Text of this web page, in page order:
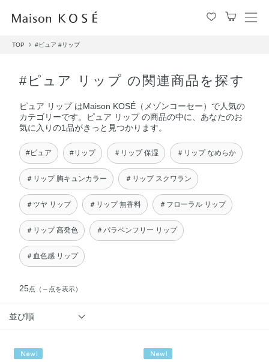
メ
TOP #ピュア #リップ
#ピュア リップ の関連商品を探す
ピュア リップ はMaison KOSÉ（メゾンコーセー）で人気の
カテゴリーです。ピュア リップ の商品の中に、あなたのお
気に入りの1品がきっと見つかります。
#ピュア #リップ ＃リップ 保湿 ＃リップ なめらか
＃リップ 胸キュンカラー ＃リップ スクワラン
＃ツヤ リップ ＃リップ 無香料 ＃フローラル リップ
＃リップ 高発色 ＃パラベンフリー リップ
＃血色感 リップ
25点 （～点を表示）
並び順